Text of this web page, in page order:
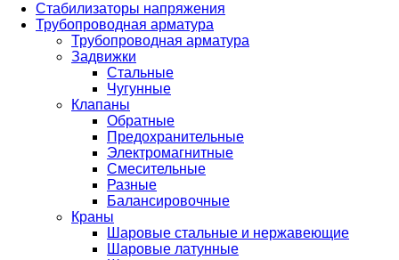
Стабилизаторы напряжения
Трубопроводная арматура
Трубопроводная арматура
Задвижки
Стальные
Чугунные
Клапаны
Обратные
Предохранительные
Электромагнитные
Смесительные
Разные
Балансировочные
Краны
Шаровые стальные и нержавеющие
Шаровые латунные